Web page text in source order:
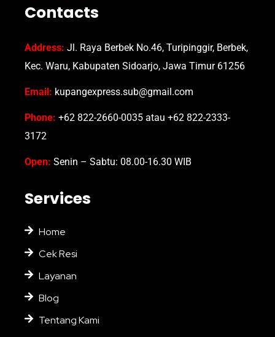
Contacts
Address: Jl. Raya Berbek No.46, Turipinggir, Berbek,
Kec. Waru, Kabupaten Sidoarjo, Jawa Timur 61256
Email: kupangexpress.sub@gmail.com
Phone: +62 822-2660-0035 atau +62 822-2333-
3172
Open: Senin – Sabtu: 08.00-16.30 WIB
Services
Home
Cek Resi
Layanan
Blog
Tentang Kami